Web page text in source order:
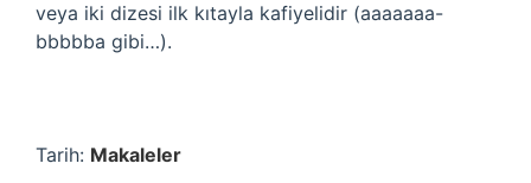
veya iki dizesi ilk kıtayla kafiyelidir (aaaaaaa-
bbbbba gibi…).
Tarih: Makaleler